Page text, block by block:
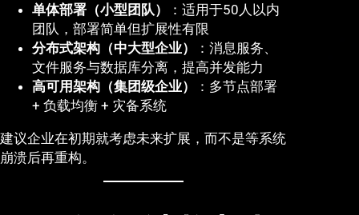
单体部署（小型团队）
：适用于50人以内
团队，部署简单但扩展性有限
分布式架构（中大型企业）
：消息服务、
文件服务与数据库分离，提高并发能力
高可用架构（集团级企业）
：多节点部署
+ 负载均衡 + 灾备系统
建议企业在初期就考虑未来扩展，而不是等系统
崩溃后再重构。